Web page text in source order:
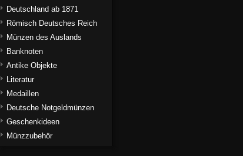
Deutschland ab 1871
Römisch Deutsches Reich
Münzen des Auslands
Banknoten
Antike Objekte
Literatur
Medaillen
Deutsche Notgeldmünzen
Geschenkideen
Münzzubehör